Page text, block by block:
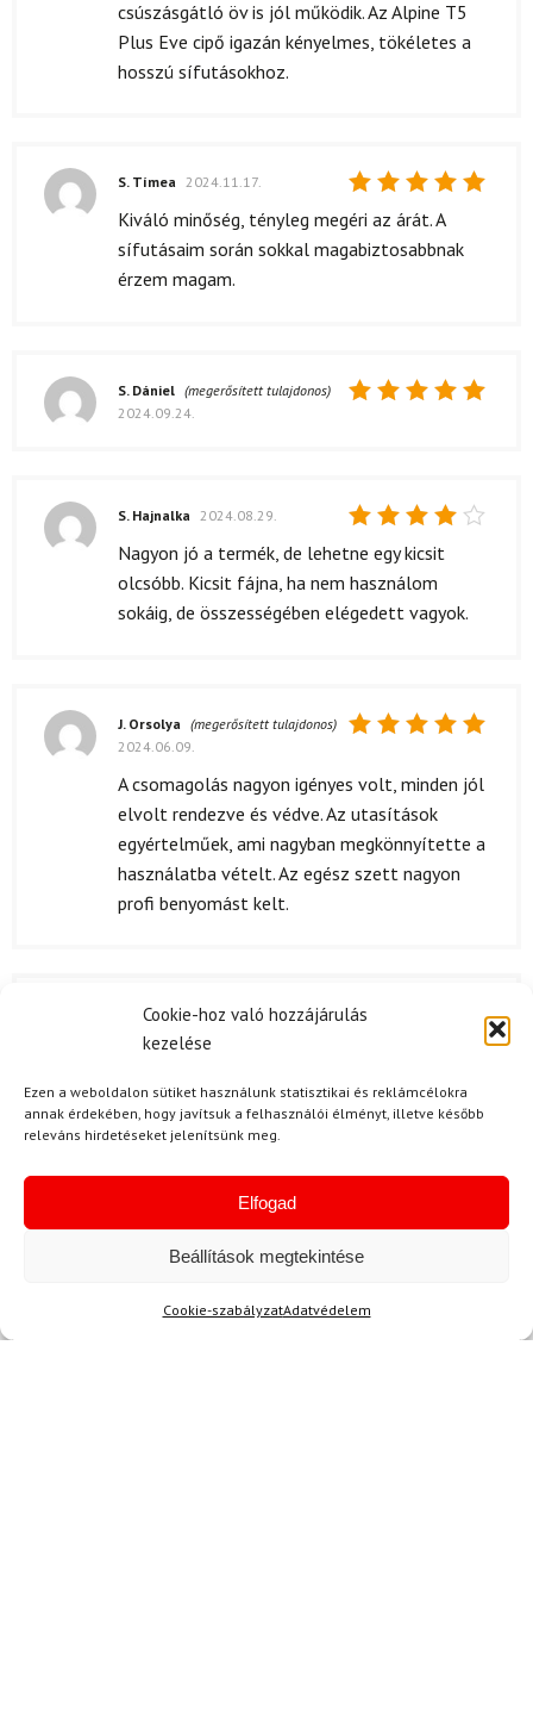
Cookie-hoz való hozzájárulás
kezelése
Ezen a weboldalon sütiket használunk statisztikai és reklámcélokra
annak érdekében, hogy javítsuk a felhasználói élményt, illetve később
releváns hirdetéseket jelenítsünk meg.
Elfogad
Beállítások megtekintése
Cookie-szabályzatAdatvédelem
csúszásgátló öv is jól működik. Az Alpine T5
Plus Eve cipő igazán kényelmes, tökéletes a
hosszú sífutásokhoz.
Értékelés:
S. Tímea 2024.11.17.
Kiváló minőség, tényleg megéri az árát. A
sífutásaim során sokkal magabiztosabbnak
érzem magam.
S. Dániel (megerősített tulajdonos)
2024.09.24.
Értékelés:
/ 5
S. Hajnalka 2024.08.29.
Nagyon jó a termék, de lehetne egy kicsit
olcsóbb. Kicsit fájna, ha nem használom
sokáig, de összességében elégedett vagyok.
5 / 5
J. Orsolya (megerősített tulajdonos)
2024.06.09.
A csomagolás nagyon igényes volt, minden jól
elvolt rendezve és védve. Az utasítások
egyértelműek, ami nagyban megkönnyítette a
használatba vételt. Az egész szett nagyon
profi benyomást kelt.
Értékelés:
S. Dénes 2024.02.04.
Kiváló minőségű szett, minden részlete jól
Kérdése van?